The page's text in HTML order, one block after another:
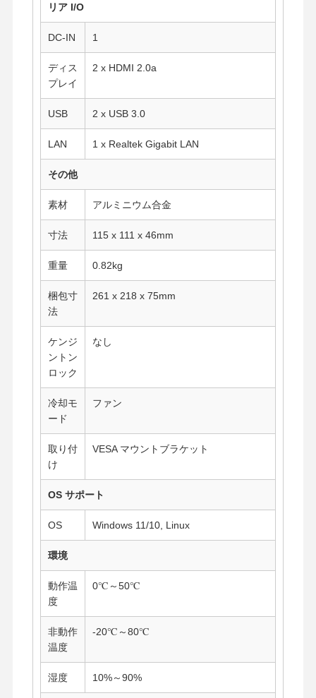
コアミニPC
オフィスミニPC
産業用マザーボード
ファイアウォールのマザーボード
リア I/O
DC-IN 1
ディス
プレイ
2 x HDMI 2.0a
USB 2 x USB 3.0
LAN 1 x Realtek Gigabit LAN
その他
素材 アルミニウム合金
寸法 115 x 111 x 46mm
重量 0.82kg
梱包寸
法
261 x 218 x 75mm
ケンジ
ントン
ロック
なし
冷却モ
ード
ファン
取り付
け
VESA マウントブラケット
OS サポート
OS Windows 11/10, Linux
環境
動作温
度
0℃～50℃
非動作
温度
-20℃～80℃
湿度 10%～90%